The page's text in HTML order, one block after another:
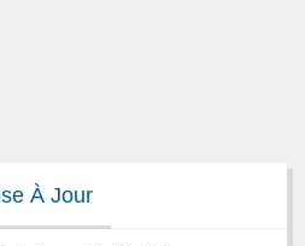
À Jour